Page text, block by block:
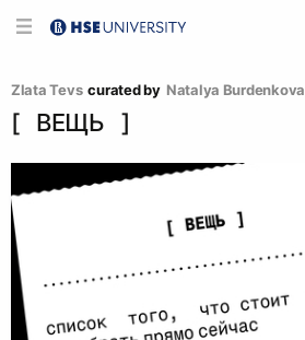
Zlata Tevs curated by Natalya Burdenkova
[⠀ВЕЩЬ⠀]